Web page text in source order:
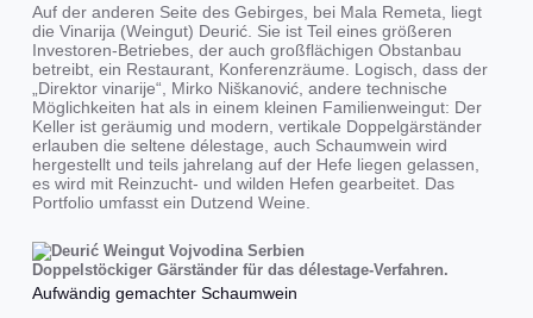
Auf der anderen Seite des Gebirges, bei Mala Remeta, liegt
die Vinarija (Weingut) Deurić. Sie ist Teil eines größeren
Investoren-Betriebes, der auch großflächigen Obstanbau
betreibt, ein Restaurant, Konferenzräume. Logisch, dass der
„Direktor vinarije“, Mirko Niškanović, andere technische
Möglichkeiten hat als in einem kleinen Familienweingut: Der
Keller ist geräumig und modern, vertikale Doppelgärständer
erlauben die seltene délestage, auch Schaumwein wird
hergestellt und teils jahrelang auf der Hefe liegen gelassen,
es wird mit Reinzucht- und wilden Hefen gearbeitet. Das
Portfolio umfasst ein Dutzend Weine.
Doppelstöckiger Gärständer für das délestage-Verfahren.
Aufwändig gemachter Schaumwein